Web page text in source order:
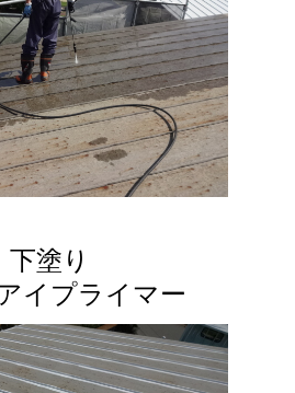
下塗り
イプライマー